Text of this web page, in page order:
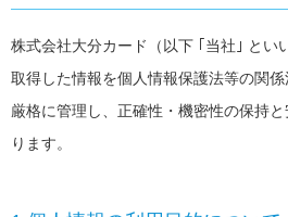
株式会社大分カード（以下 ｢当社｣ とい
取得した情報を個人情報保護法等の関
厳格に管理し、正確性・機密性の保持
ります。